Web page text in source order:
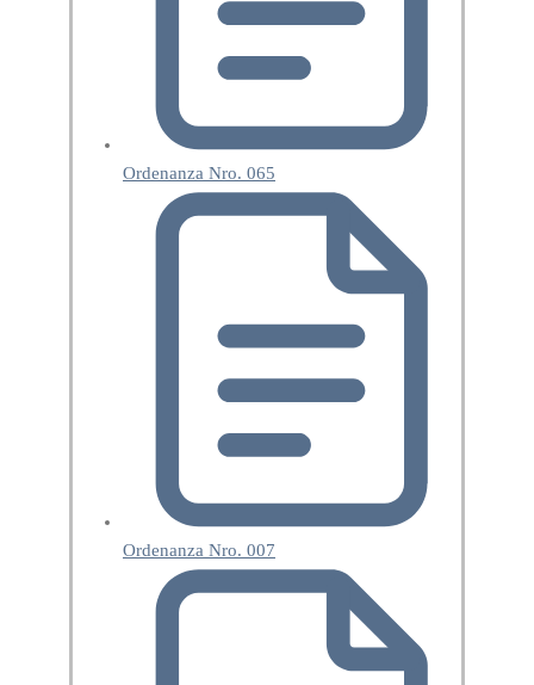
Ordenanza Nro. 065
Ordenanza Nro. 007